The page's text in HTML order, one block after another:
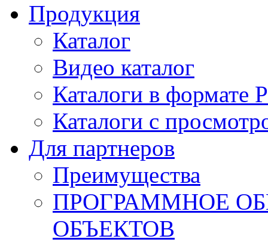
Продукция
Каталог
Видео каталог
Каталоги в формате
Каталоги с
Для партнеров
Преимущества
ПРОГРАММНОЕ
ОБЪЕКТОВ